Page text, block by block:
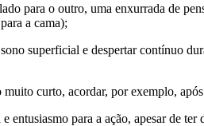
para o outro, uma enxurrada de
a cama);
superficial e despertar contínuo
curto, acordar, por exemplo,
entusiasmo para a ação, apesar de